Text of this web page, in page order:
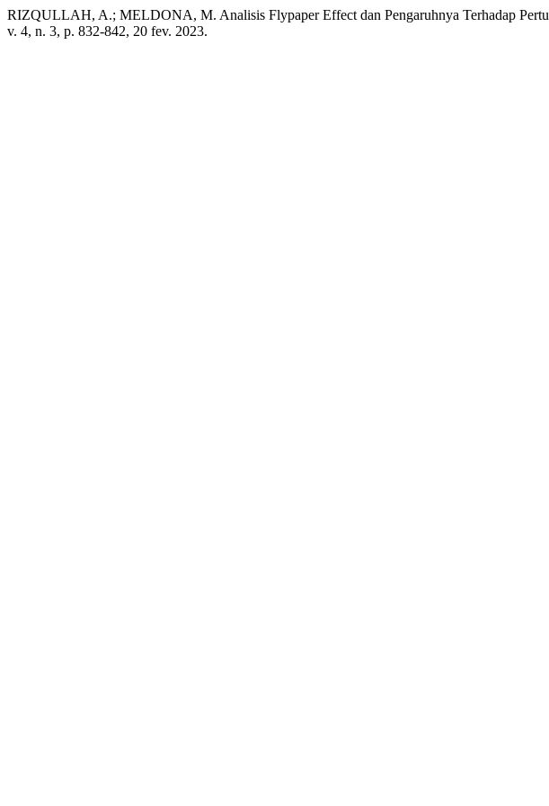
RIZQULLAH, A.; MELDONA, M. Analisis Flypaper Effect dan Pengaruhnya Terhadap
v. 4, n. 3, p. 832-842, 20 fev. 2023.